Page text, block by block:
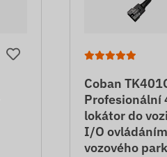
Coban
Profesionální
lokátor do
I/O
vozového